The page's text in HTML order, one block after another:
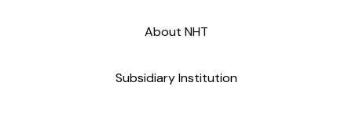
About NHT
Subsidiary Institution